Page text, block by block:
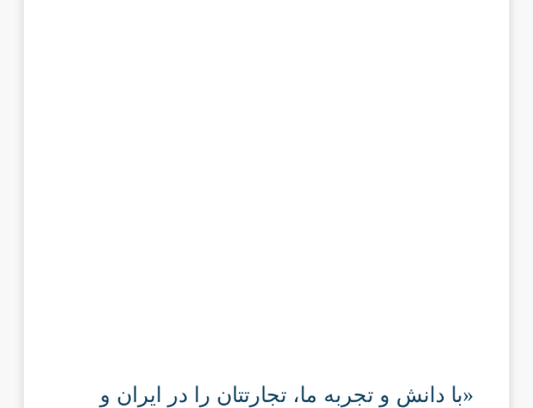
«با دانش و تجربه ما، تجارتتان را در ایران و